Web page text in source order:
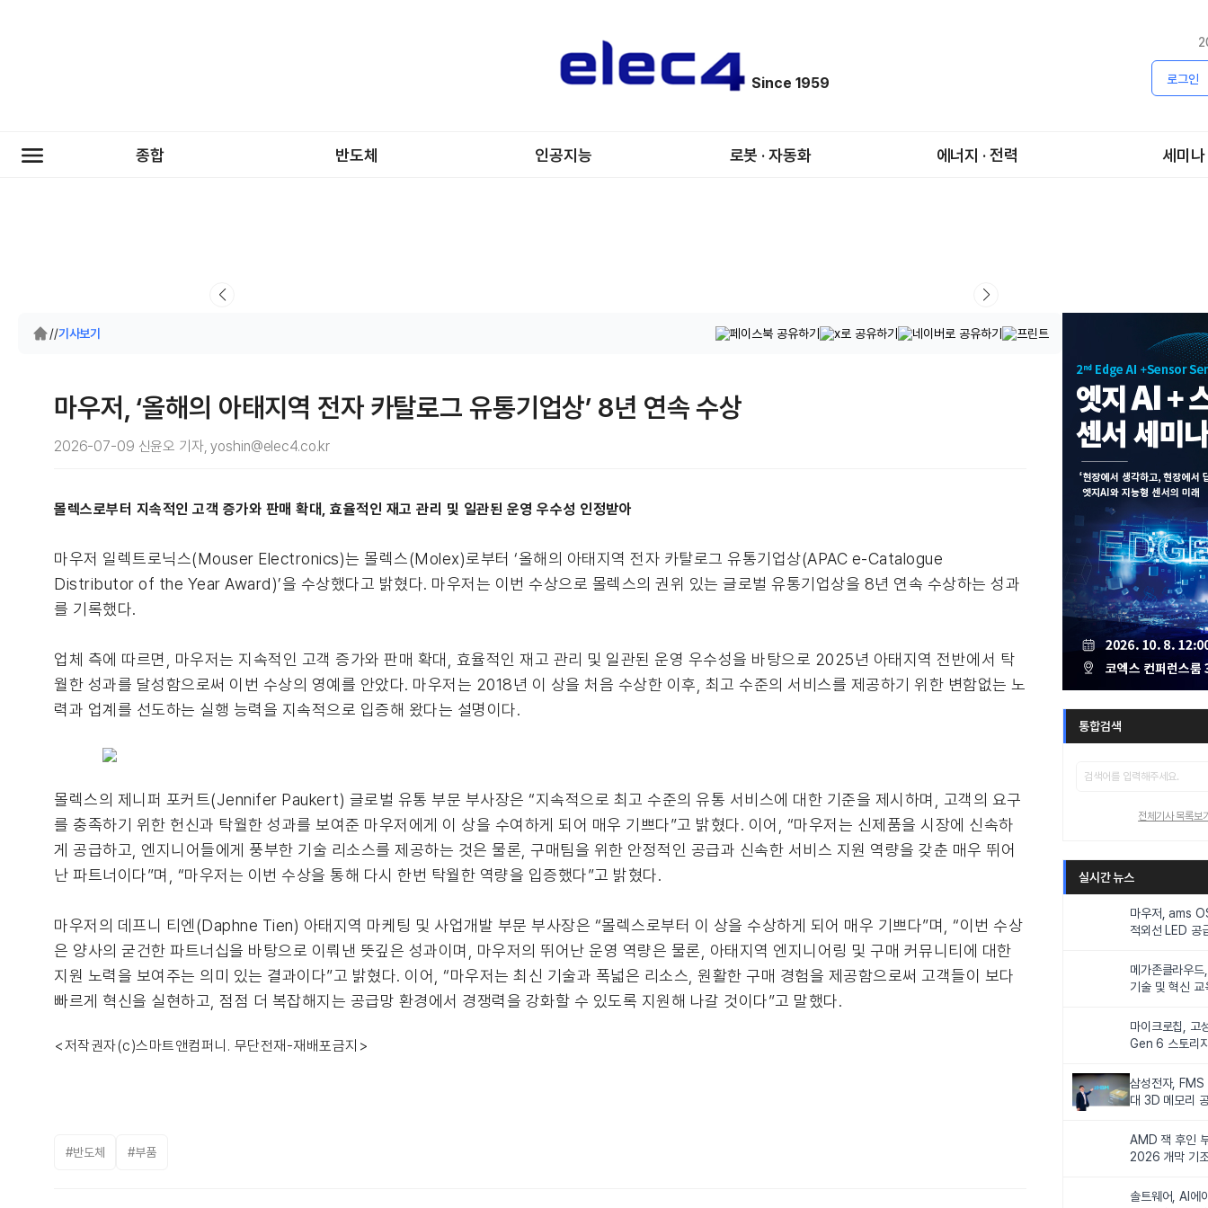
Since 1959 로그인
종합 반도체 인공지능 로봇 · 자동화 에너지 · 전력 세미나
//기사보기
마우저, ‘올해의 아태지역 전자 카탈로그 유통기업상’ 8년 연속 수상
2026-07-09 신윤오 기자, yoshin@elec4.co.kr
몰렉스로부터 지속적인 고객 증가와 판매 확대, 효율적인 재고 관리 및 일관된 운영 우수성 인정받아
마우저 일렉트로닉스(Mouser Electronics)는 몰렉스(Molex)로부터 ‘올해의 아태지역 전자 카탈로그 유통기업상(APAC e-Catalogue
Distributor of the Year Award)’을 수상했다고 밝혔다. 마우저는 이번 수상으로 몰렉스의 권위 있는 글로벌 유통기업상을 8년 연속 수상하는 성과
를 기록했다.
업체 측에 따르면, 마우저는 지속적인 고객 증가와 판매 확대, 효율적인 재고 관리 및 일관된 운영 우수성을 바탕으로 2025년 아태지역 전반에서 탁
월한 성과를 달성함으로써 이번 수상의 영예를 안았다. 마우저는 2018년 이 상을 처음 수상한 이후, 최고 수준의 서비스를 제공하기 위한 변함없는 노
력과 업계를 선도하는 실행 능력을 지속적으로 입증해 왔다는 설명이다.
몰렉스의 제니퍼 포커트(Jennifer Paukert) 글로벌 유통 부문 부사장은 “지속적으로 최고 수준의 유통 서비스에 대한 기준을 제시하며, 고객의 요구
를 충족하기 위한 헌신과 탁월한 성과를 보여준 마우저에게 이 상을 수여하게 되어 매우 기쁘다”고 밝혔다. 이어, “마우저는 신제품을 시장에 신속하
게 공급하고, 엔지니어들에게 풍부한 기술 리소스를 제공하는 것은 물론, 구매팀을 위한 안정적인 공급과 신속한 서비스 지원 역량을 갖춘 매우 뛰어
난 파트너이다”며, “마우저는 이번 수상을 통해 다시 한번 탁월한 역량을 입증했다”고 밝혔다.
마우저의 데프니 티엔(Daphne Tien) 아태지역 마케팅 및 사업개발 부문 부사장은 “몰렉스로부터 이 상을 수상하게 되어 매우 기쁘다”며, “이번 수상
은 양사의 굳건한 파트너십을 바탕으로 이뤄낸 뜻깊은 성과이며, 마우저의 뛰어난 운영 역량은 물론, 아태지역 엔지니어링 및 구매 커뮤니티에 대한
지원 노력을 보여주는 의미 있는 결과이다”고 밝혔다. 이어, “마우저는 최신 기술과 폭넓은 리소스, 원활한 구매 경험을 제공함으로써 고객들이 보다
빠르게 혁신을 실현하고, 점점 더 복잡해지는 공급망 환경에서 경쟁력을 강화할 수 있도록 지원해 나갈 것이다”고 말했다.
<저작권자(c)스마트앤컴퍼니. 무단전재-재배포금지>
#반도체 #부품
통합검색
전체기사 목록보
실시간 뉴스
마우저, ams
적외선 LED 공
메가존클라우드
기술 및 혁신
마이크로칩, 고
Gen 6 스토리
삼성전자,
대 3D 메모리
AMD 잭 후인
2026 개막 기
솔트웨어, AI에